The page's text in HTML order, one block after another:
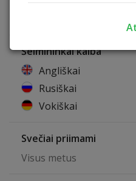
Stalo tenisas
Šeimininkai kalba
Angliškai
Rusiškai
Vokiškai
Svečiai priimami
Visus metus